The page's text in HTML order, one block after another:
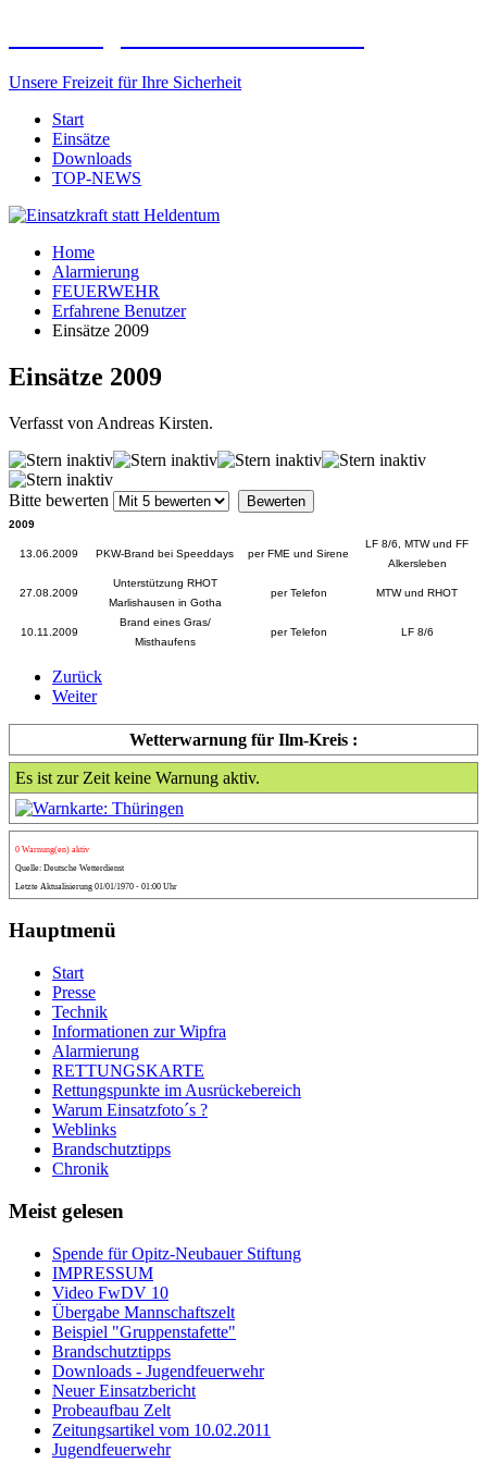
Unsere Freizeit für Ihre Sicherheit
Start
Einsätze
Downloads
TOP-NEWS
Home
Alarmierung
FEUERWEHR
Erfahrene Benutzer
Einsätze 2009
Einsätze 2009
Verfasst von Andreas Kirsten.
Bitte bewerten
2009
13.06.2009 PKW-Brand bei Speeddays per FME und Sirene
LF 8/6, MTW und FF
Alkersleben
27.08.2009
Unterstützung RHOT
Marlishausen in Gotha
per Telefon MTW und RHOT
10.11.2009
Brand eines Gras/
Misthaufens
per Telefon LF 8/6
Zurück
Weiter
Wetterwarnung für Ilm-Kreis :
Es ist zur Zeit keine Warnung aktiv.
0 Warnung(en) aktiv
Quelle: Deutsche Wetterdienst
Letzte Aktualisierung 01/01/1970 - 01:00 Uhr
Hauptmenü
Start
Presse
Technik
Informationen zur Wipfra
Alarmierung
RETTUNGSKARTE
Rettungspunkte im Ausrückebereich
Warum Einsatzfoto´s ?
Weblinks
Brandschutztipps
Chronik
Meist gelesen
Spende für Opitz-Neubauer Stiftung
IMPRESSUM
Video FwDV 10
Übergabe Mannschaftszelt
Beispiel "Gruppenstafette"
Brandschutztipps
Downloads - Jugendfeuerwehr
Neuer Einsatzbericht
Probeaufbau Zelt
Zeitungsartikel vom 10.02.2011
Jugendfeuerwehr